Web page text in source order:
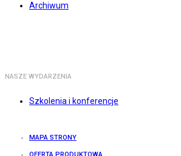
Archiwum
NASZE WYDARZENIA
Szkolenia i konferencje
MAPA STRONY